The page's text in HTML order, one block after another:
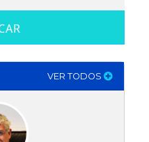
VER TODOS